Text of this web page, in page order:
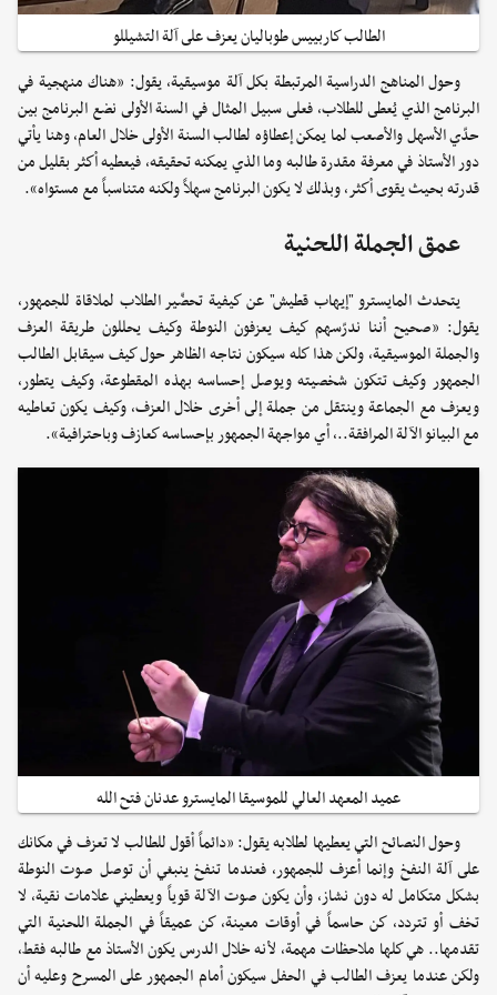
الطالب كاربييس طوباليان يعزف على آلة التشيللو
وحول المناهج الدراسية المرتبطة بكل آلة موسيقية، يقول: «هناك منهجية في
البرنامج الذي يُعطى للطلاب، فعلى سبيل المثال في السنة الأولى نضع البرنامج بين
حدّي الأسهل والأصعب لما يمكن إعطاؤه لطالب السنة الأولى خلال العام، وهنا يأتي
دور الأستاذ في معرفة مقدرة طالبه وما الذي يمكنه تحقيقه، فيعطيه أكثر بقليل من
قدرته بحيث يقوى أكثر، وبذلك لا يكون البرنامج سهلاً ولكنه متناسباً مع مستواه».
عمق الجملة اللحنية
يتحدث المايسترو "إيهاب قطيش" عن كيفية تحضّير الطلاب لملاقاة للجمهور،
يقول: «صحيح أننا ندرّسهم كيف يعزفون النوطة وكيف يحللون طريقة العزف
والجملة الموسيقية، ولكن هذا كله سيكون نتاجه الظاهر حول كيف سيقابل الطالب
الجمهور وكيف تتكون شخصيته ويوصل إحساسه بهذه المقطوعة، وكيف يتطور،
ويعزف مع الجماعة وينتقل من جملة إلى أخرى خلال العزف، وكيف يكون تعاطيه
مع البيانو الآلة المرافقة..، أي مواجهة الجمهور بإحساسه كعازف وباحترافية».
عميد المعهد العالي للموسيقا المايسترو عدنان فتح الله
وحول النصائح التي يعطيها لطلابه يقول: «دائماً أقول للطالب لا تعزف في مكانك
على آلة النفخ وإنما أعزف للجمهور، فعندما تنفخ ينبغي أن توصل صوت النوطة
بشكل متكامل له دون نشاز، وأن يكون صوت الآلة قوياً ويعطيني علامات نقية، لا
تخف أو تتردد، كن حاسماً في أوقات معينة، كن عميقاً في الجملة اللحنية التي
تقدمها.. هي كلها ملاحظات مهمة، لأنه خلال الدرس يكون الأستاذ مع طالبه فقط،
ولكن عندما يعزف الطالب في الحفل سيكون أمام الجمهور على المسرح وعليه أن